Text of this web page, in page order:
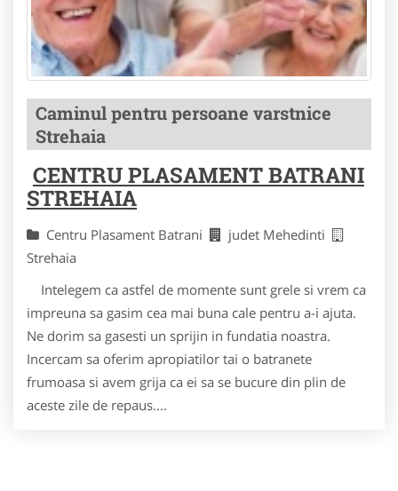
Caminul pentru persoane varstnice
Strehaia
CENTRU PLASAMENT BATRANI
STREHAIA
Centru Plasament Batrani
judet Mehedinti
Strehaia
Intelegem ca astfel de momente sunt grele si vrem ca
impreuna sa gasim cea mai buna cale pentru a-i ajuta.
Ne dorim sa gasesti un sprijin in fundatia noastra.
Incercam sa oferim apropiatilor tai o batranete
frumoasa si avem grija ca ei sa se bucure din plin de
aceste zile de repaus....